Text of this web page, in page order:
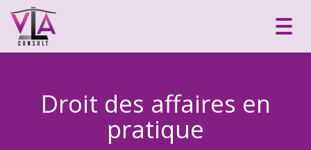
Droit des affaires en
pratique